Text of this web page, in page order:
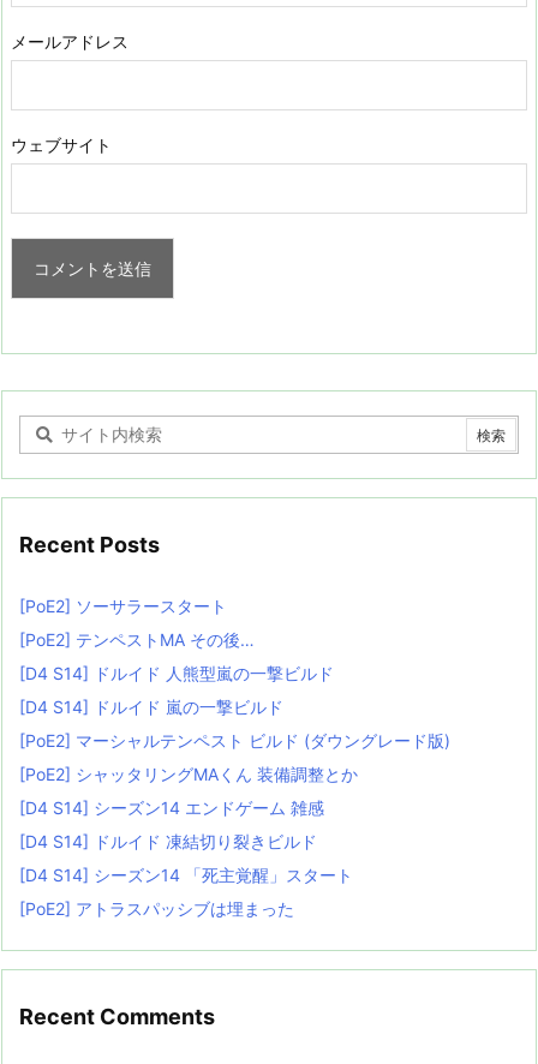
メールアドレス
ウェブサイト
Recent Posts
[PoE2] ソーサラースタート
[PoE2] テンペストMA その後…
[D4 S14] ドルイド 人熊型嵐の一撃ビルド
[D4 S14] ドルイド 嵐の一撃ビルド
[PoE2] マーシャルテンペスト ビルド (ダウングレード版)
[PoE2] シャッタリングMAくん 装備調整とか
[D4 S14] シーズン14 エンドゲーム 雑感
[D4 S14] ドルイド 凍結切り裂きビルド
[D4 S14] シーズン14 「死主覚醒」スタート
[PoE2] アトラスパッシブは埋まった
Recent Comments